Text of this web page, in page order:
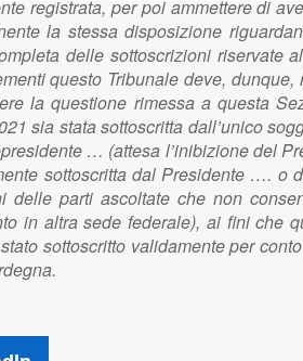
registrata, per poi ammettere di
la stessa disposizione
delle sottoscrizioni
questo Tribunale deve,
la questione rimessa a questa
sia stata sottoscritta dall’unico
… (attesa l’inibizione del
sottoscritta dal Presidente …. o
parti ascoltate che non
in altra sede federale), ai fini
sottoscritto validamente per